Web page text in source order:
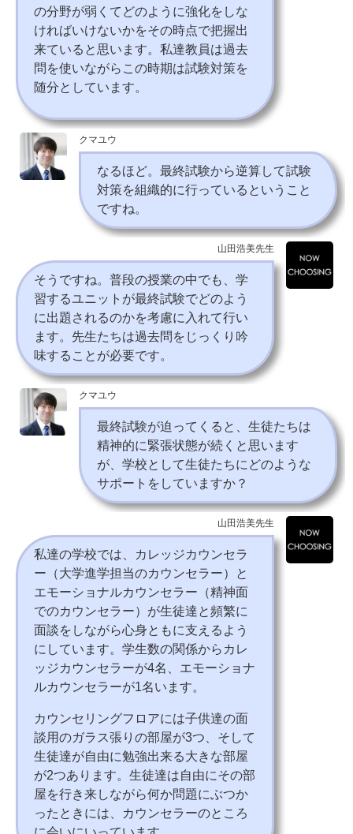
の分野が弱くてどのように強化をしな
ければいけないかをその時点で把握出
来ていると思います。私達教員は過去
問を使いながらこの時期は試験対策を
随分としています。
クマユウ
なるほど。最終試験から逆算して試験
対策を組織的に行っているということ
ですね。
山田浩美先生
そうですね。普段の授業の中でも、学
習するユニットが最終試験でどのよう
に出題されるのかを考慮に入れて行い
ます。先生たちは過去問をじっくり吟
味することが必要です。
クマユウ
最終試験が迫ってくると、生徒たちは
精神的に緊張状態が続くと思います
が、学校として生徒たちにどのような
サポートをしていますか？
山田浩美先生
私達の学校では、カレッジカウンセラ
ー（大学進学担当のカウンセラー）と
エモーショナルカウンセラー（精神面
でのカウンセラー）が生徒達と頻繁に
面談をしながら心身ともに支えるよう
にしています。学生数の関係からカレ
ッジカウンセラーが4名、エモーショナ
ルカウンセラーが1名います。
カウンセリングフロアには子供達の面
談用のガラス張りの部屋が3つ、そして
生徒達が自由に勉強出来る大きな部屋
が2つあります。生徒達は自由にその部
屋を行き来しながら何か問題にぶつか
ったときには、カウンセラーのところ